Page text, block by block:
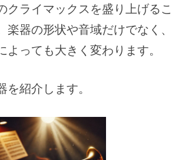
クライマックスを盛り上げるこ
楽器の形状や音域だけでなく、
よっても大きく変わります。
を紹介します。